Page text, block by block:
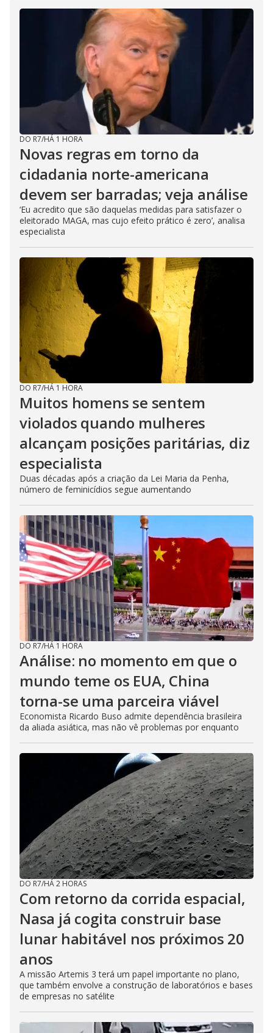
DO R7/HÁ 1 HORA
Novas regras em torno da
cidadania norte-americana
devem ser barradas; veja análise
‘Eu acredito que são daquelas medidas para satisfazer o
eleitorado MAGA, mas cujo efeito prático é zero’, analisa
especialista
DO R7/HÁ 1 HORA
Muitos homens se sentem
violados quando mulheres
alcançam posições paritárias, diz
especialista
Duas décadas após a criação da Lei Maria da Penha,
número de feminicídios segue aumentando
DO R7/HÁ 1 HORA
Análise: no momento em que o
mundo teme os EUA, China
torna-se uma parceira viável
Economista Ricardo Buso admite dependência brasileira
da aliada asiática, mas não vê problemas por enquanto
DO R7/HÁ 2 HORAS
Com retorno da corrida espacial,
Nasa já cogita construir base
lunar habitável nos próximos 20
anos
A missão Artemis 3 terá um papel importante no plano,
que também envolve a construção de laboratórios e bases
de empresas no satélite